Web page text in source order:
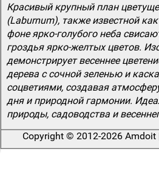
Красивый крупный план
(Laburnum), также известной
фоне ярко-голубого неба
гроздья ярко-желтых цветов.
демонстрирует весеннее
дерева с сочной зеленью и
соцветиями, создавая
дня и природной гармонии.
природы, садоводства и
Copyright © 2012-2026 Amdoit